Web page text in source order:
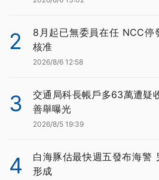
2
8月起已無委員在任 NCC停
核准
2026/8/6 12:58
3
交通局科長帳戶多63萬遭疑
善舉曝光
2026/8/5 19:39
4
白海豚估最快週五發布海警
形成